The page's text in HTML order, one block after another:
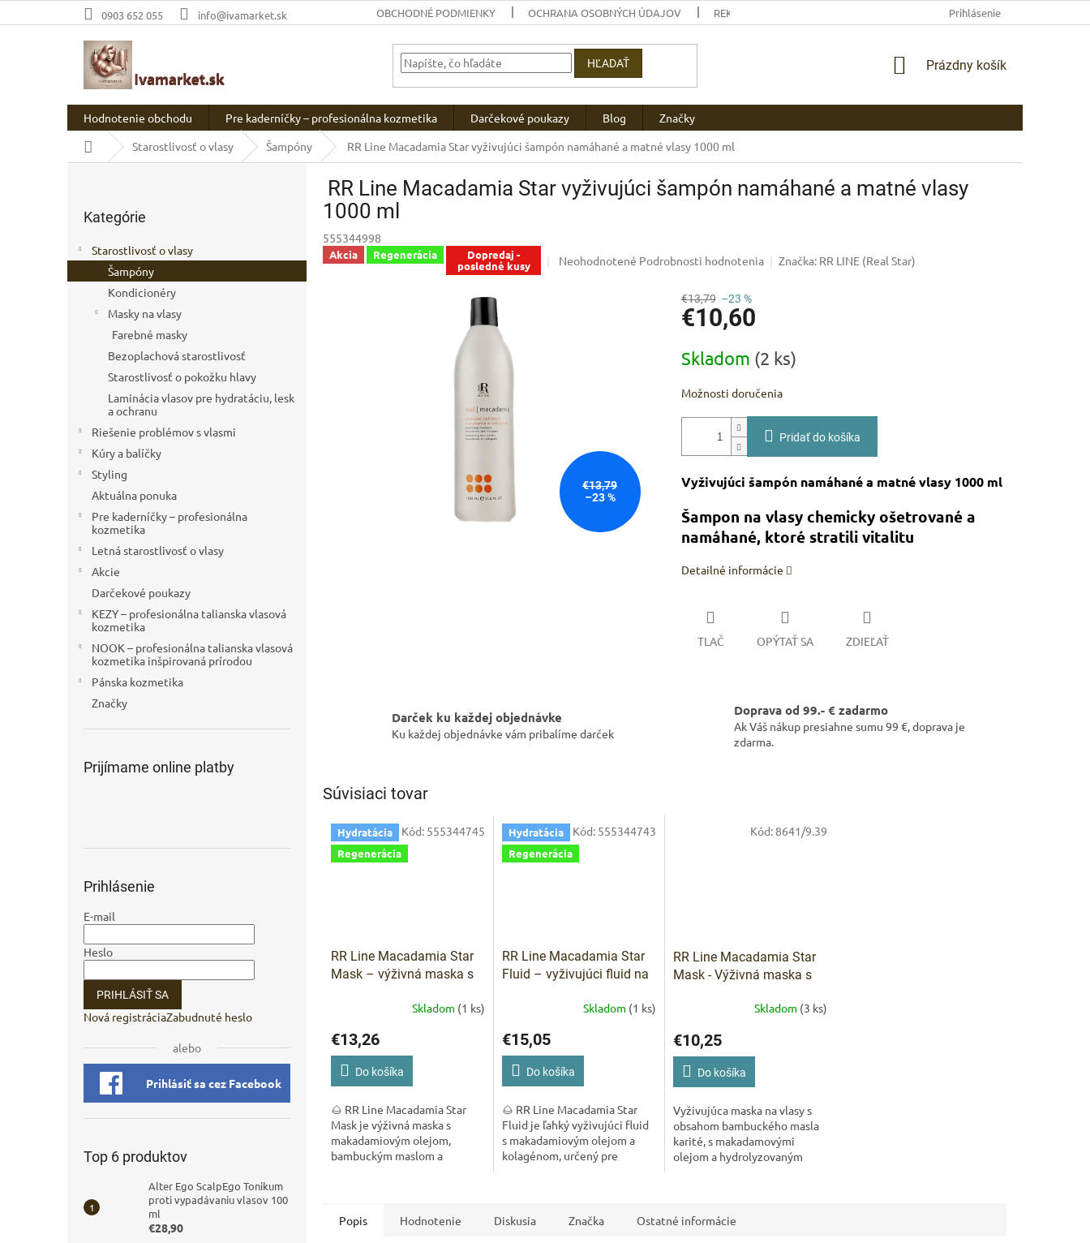
na
0903 652 055 info@ivamarket.sk OBCHODNÉ PODMIENKY OCHRANA OSOBNÝCH ÚDAJOV REKLAMAČNÉ PODMIENKY AKO NAKUPOVAŤ PLATBA
Prihlásenie
HĽADAŤ
NÁKUPNÝ
Prázdny košík
Hodnotenie obchodu Pre kaderníčky – profesionálna kozmetika Darčekové poukazy Blog
Značky
DomovStarostlivosť o vlasy Šampóny RR Line Macadamia Star vyživujúci šampón namáhané a matné vlasy 1000 ml
p
a
kategórie
Kategórie
Starostlivosť o vlasy
Šampóny
Kondicionéry
Masky na vlasy
Farebné masky
Bezoplachová starostlivosť
Starostlivosť o pokožku hlavy
Laminácia vlasov pre hydratáciu, lesk
a ochranu
Riešenie problémov s vlasmi
Kúry a balíčky
Styling
Aktuálna ponuka
Pre kaderníčky – profesionálna
kozmetika
Letná starostlivosť o vlasy
Akcie
Darčekové poukazy
KEZY – profesionálna talianska vlasová
kozmetika
NOOK – profesionálna talianska vlasová
kozmetika inšpirovaná prírodou
Pánska kozmetika
Značky
Prijímame online platby
Prihlásenie
E-mail
Heslo
PRIHLÁSIŤ SA
Nová registráciaZabudnuté heslo
alebo
Prihlásiť sa cez Facebook
Top 6 produktov
Alter Ego ScalpEgo Tonikum
proti vypadávaniu vlasov 100
ml
€28,90
RR Line Macadamia Star vyživujúci šampón namáhané a matné vlasy
1000 ml
555344998
Akcia Regenerácia
Dopredaj -
posledné kusy
Priemerné
Neohodnotené Podrobnosti hodnotenia Značka: RR LINE (Real Star)
€13,79
–23 %
€13,79 –23 %
€10,60
cena:
Skladom (2 ks)
Možnosti doručenia
Pridať do košíka
Vyživujúci šampón namáhané a matné vlasy 1000 ml
Šampon na vlasy chemicky ošetrované a
namáhané, ktoré stratili vitalitu
Detailné informácie
TLAČ OPÝTAŤ SA ZDIEĽAŤ
Darček ku každej objednávke
Ku každej objednávke vám pribalíme darček
Doprava od 99.- € zadarmo
Ak Váš nákup presiahne sumu 99 €, doprava je
zdarma.
Súvisiaci tovar
Hydratácia
Regenerácia
RR Line Macadamia Star
Mask – výživná maska s
kolagénom 1000 ml
Skladom (1 ks)
€13,26
Do košíka
🌰 RR Line Macadamia Star
Mask je výživná maska s
makadamiovým olejom,
bambuckým maslom a
a...
Kód: 555344745
Hydratácia
Regenerácia
RR Line Macadamia Star
Fluid – vyživujúci fluid na
Skladom (1 ks)
€15,05
Do košíka
🌰 RR Line Macadamia Star
Fluid je ľahký vyživujúci fluid
s makadamiovým olejom a
kolagénom, určený pre
Kód: 555344743
RR Line Macadamia Star
Mask - Výživná maska ​​s
Skladom (3 ks)
€10,25
Do košíka
Vyživujúca maska ​​na vlasy s
obsahom bambuckého masla
karité, s makadamovými
olejom a hydrolyzovaným
Kód:8641/9.39
Popis Hodnotenie Diskusia Značka Ostatné informácie